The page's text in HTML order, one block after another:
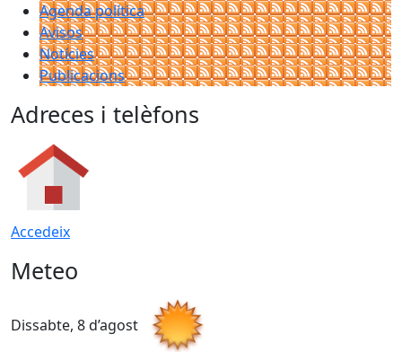
Agenda política
Avisos
Notícies
Publicacions
Adreces i telèfons
Accedeix
Meteo
Dissabte, 8 d’agost